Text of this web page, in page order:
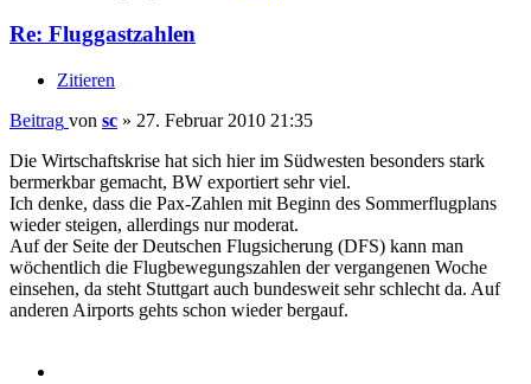
Re: Fluggastzahlen
Zitieren
Beitrag von sc » 27. Februar 2010 21:35
Die Wirtschaftskrise hat sich hier im Südwesten besonders stark
bermerkbar gemacht, BW exportiert sehr viel.
Ich denke, dass die Pax-Zahlen mit Beginn des Sommerflugplans
wieder steigen, allerdings nur moderat.
Auf der Seite der Deutschen Flugsicherung (DFS) kann man
wöchentlich die Flugbewegungszahlen der vergangenen Woche
einsehen, da steht Stuttgart auch bundesweit sehr schlecht da. Auf
anderen Airports gehts schon wieder bergauf.